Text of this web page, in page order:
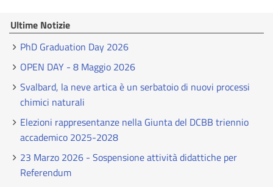
Ultime Notizie
PhD Graduation Day 2026
OPEN DAY - 8 Maggio 2026
Svalbard, la neve artica è un serbatoio di nuovi processi
chimici naturali
Elezioni rappresentanze nella Giunta del DCBB triennio
accademico 2025-2028
23 Marzo 2026 - Sospensione attività didattiche per
Referendum